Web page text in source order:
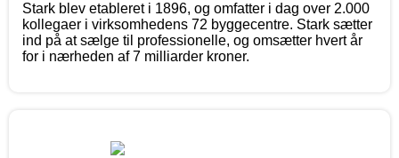
Stark blev etableret i 1896, og omfatter i dag over 2.000
kollegaer i virksomhedens 72 byggecentre. Stark sætter
ind på at sælge til professionelle, og omsætter hvert år
for i nærheden af 7 milliarder kroner.